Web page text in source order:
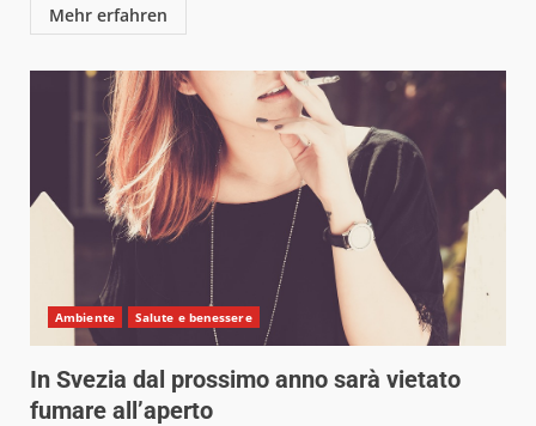
Mehr erfahren
Ambiente Salute e benessere
In Svezia dal prossimo anno sarà vietato
fumare all’aperto